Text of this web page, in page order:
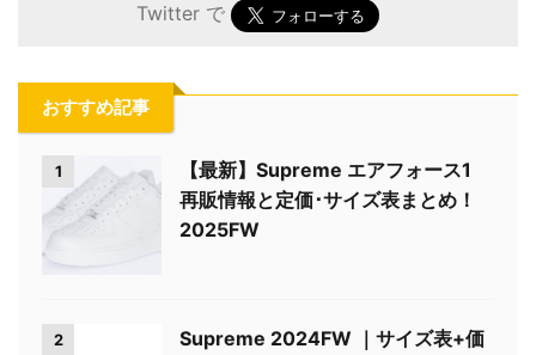
Twitter で
おすすめ記事
1
【最新】Supreme エアフォース1
再販情報と定価･サイズ表まとめ！
2025FW
2
Supreme 2024FW ｜サイズ表+価